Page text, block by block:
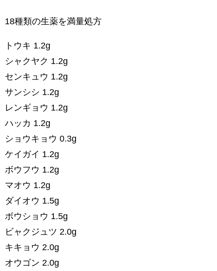
18種類の生薬を満量処方
トウキ 1.2g
シャクヤク 1.2g
センキュウ 1.2g
サンシシ 1.2g
レンギョウ 1.2g
ハッカ 1.2g
ショウキョウ 0.3g
ケイガイ 1.2g
ボウフウ 1.2g
マオウ 1.2g
ダイオウ 1.5g
ボウショウ 1.5g
ビャクジュツ 2.0g
キキョウ 2.0g
オウゴン 2.0g